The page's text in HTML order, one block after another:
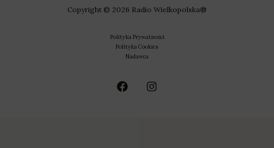
Copyright © 2026 Radio Wielkopolska®
Polityka Prywatności
Polityka Cookies
Nadawca